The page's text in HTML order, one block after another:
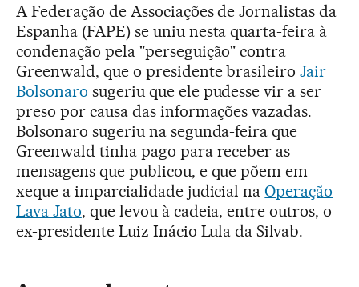
A Federação de Associações de Jornalistas da
Espanha (FAPE) se uniu nesta quarta-feira à
condenação pela "perseguição" contra
Greenwald, que o presidente brasileiroJair
Bolsonaro sugeriu que ele pudesse vir a ser
preso por causa das informações vazadas.
Bolsonaro sugeriu na segunda-feira que
Greenwald tinha pago para receber as
mensagens que publicou, e que põem em
xeque a imparcialidade judicial na Operação
Lava Jato, que levou à cadeia, entre outros, o
ex-presidente Luiz Inácio Lula da Silvab.